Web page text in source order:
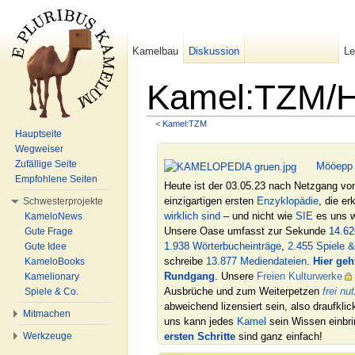
Kamel:TZM/
< Kamel:TZM
Mööepp
Heute ist der 03.05.23 nach Netzgang
einzigartigen ersten Enzyklopädie, die
wirklich sind – und nicht wie SIE es uns
Unsere Oase umfasst zur Sekunde
1.938 Wörterbucheinträge, 2.455 Spiele
schreibe 13.877 Mediendateien.
Hier
Rundgang . Unsere Freien Kulturwerke
Ausbrüche und zum Weiterpetzen frei
abweichend lizensiert sein, also
uns kann jedes Kamel sein Wissen
ersten Schrittesind ganz einfach!
Kamelbau Diskussion
Hauptseite
Wegweiser
Zufällige Seite
Empfohlene Seiten
Schwesterprojekte
KameloNews
Gute Frage
Gute Idee
KameloBooks
Kamelionary
Spiele & Co.
Mitmachen
Werkzeuge